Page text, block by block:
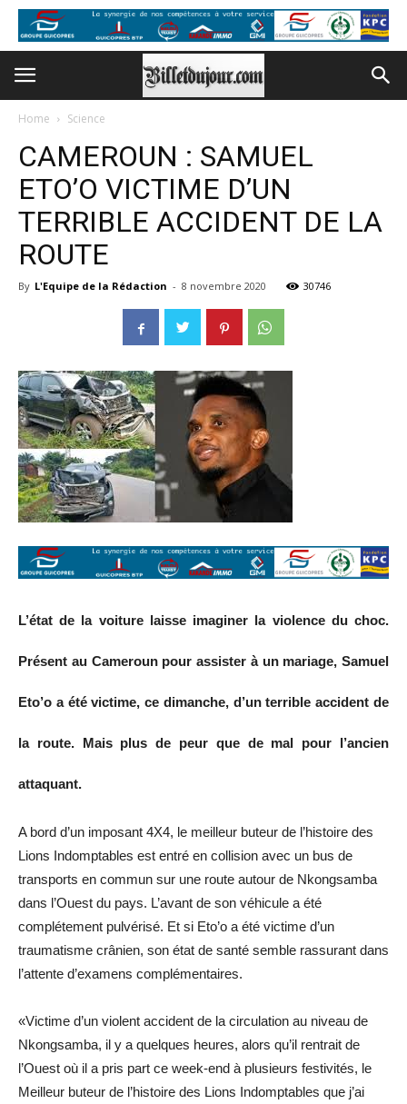
Home Science
CAMEROUN : SAMUEL
ETO’O VICTIME D’UN
TERRIBLE ACCIDENT DE LA
ROUTE
By L'Equipe de la Rédaction - 8 novembre 2020 30746
L’état de la voiture laisse imaginer la violence du choc.
Présent au Cameroun pour assister à un mariage, Samuel
Eto’o a été victime, ce dimanche, d’un terrible accident de
la route. Mais plus de peur que de mal pour l’ancien
attaquant.
A bord d’un imposant 4X4, le meilleur buteur de l’histoire des
Lions Indomptables est entré en collision avec un bus de
transports en commun sur une route autour de Nkongsamba
dans l’Ouest du pays. L’avant de son véhicule a été
complétement pulvérisé. Et si Eto’o a été victime d’un
traumatisme crânien, son état de santé semble rassurant dans
l’attente d’examens complémentaires.
«Victime d’un violent accident de la circulation au niveau de
Nkongsamba, il y a quelques heures, alors qu’il rentrait de
l’Ouest où il a pris part ce week-end à plusieurs festivités, le
Meilleur buteur de l’histoire des Lions Indomptables que j’ai